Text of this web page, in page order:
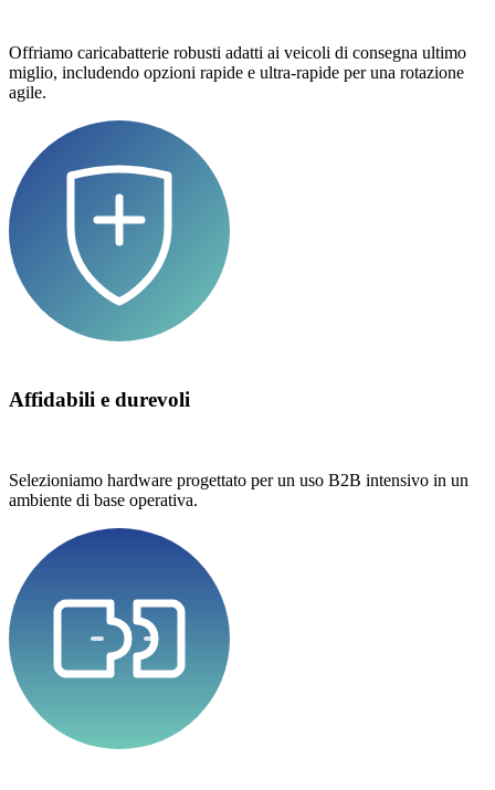
Offriamo caricabatterie robusti adatti ai veicoli di consegna ultimo
miglio, includendo opzioni rapide e ultra-rapide per una rotazione
agile.
Affidabili e durevoli
Selezioniamo hardware progettato per un uso B2B intensivo in un
ambiente di base operativa.